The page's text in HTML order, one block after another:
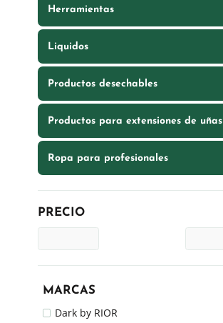
Herramientas
Liquidos
Productos desechables
Productos para extensiones de uñas
Ropa para profesionales
PRECIO
MARCAS
Dark by RIOR